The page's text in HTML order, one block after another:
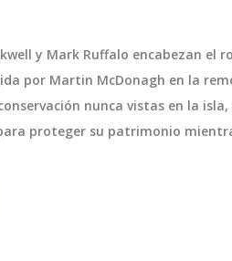
y Mark Ruffalo encabezan el
por Martin McDonagh en la
nunca vistas en la
proteger su patrimonio
en riesgo
'bacteria asesina'
perros y amenaza
fue declarado en
menos 9 perros. La